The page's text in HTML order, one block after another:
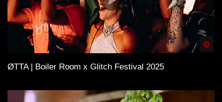
ØTTA | Boiler Room x Glitch Festival 2025